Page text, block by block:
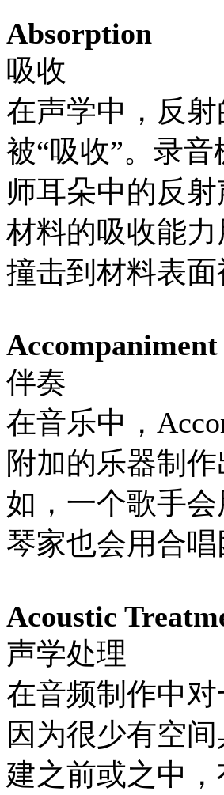
Absorption
吸收
在声学中，反
被“吸收”。录
师耳朵中的反
材料的吸收能
撞击到材料表
Accompaniment
伴奏
在音乐中，
附加的乐器制
如，一个歌手
琴家也会用合
Acoustic
声学处理
在音频制作中
因为很少有空
建之前或之中